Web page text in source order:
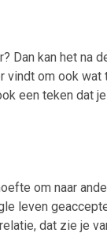
Dan kan het na
om ook
een teken dat
om naar
leven
dat zie je